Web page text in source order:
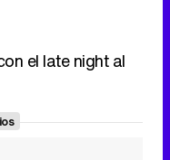
el late night al